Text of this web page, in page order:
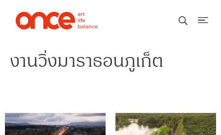
งานวิ่งมาราธอนภูเก็ต